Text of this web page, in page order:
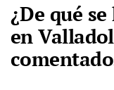
¿De qué
en